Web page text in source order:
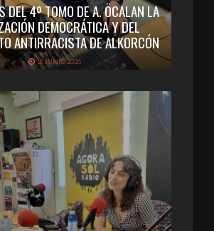
DEL 4º TOMO DE A. ÖCALAN LA
DEMOCRÁTICA Y DEL
ANTIRRACISTA DE ALKORCÓN
18 JUNIO 2026